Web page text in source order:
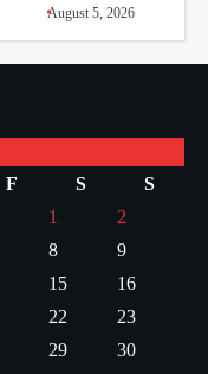
August 5, 2026
F S
S
1
2
8
9
15
16
22
23
29
30